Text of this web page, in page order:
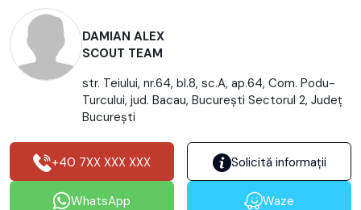
DAMIAN ALEX
SCOUT TEAM
str. Teiului, nr.64, bl.8, sc.A, ap.64, Com. Podu-
Turcului, jud. Bacau, Bucureşti Sectorul 2, Județ
București
+40 7XX XXX XXX Solicită informații
WhatsApp
Waze